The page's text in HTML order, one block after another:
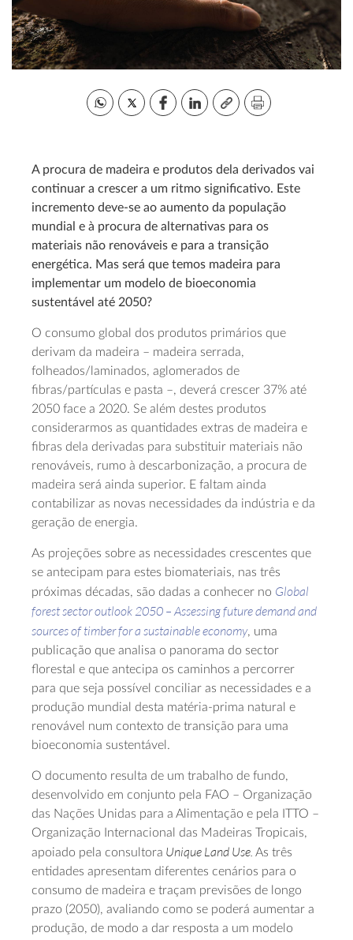
A procura de madeira e produtos dela derivados vai
continuar a crescer a um ritmo significativo. Este
incremento deve-se ao aumento da população
mundial e à procura de alternativas para os
materiais não renováveis e para a transição
energética. Mas será que temos madeira para
implementar um modelo de bioeconomia
sustentável até 2050?
O consumo global dos produtos primários que
derivam da madeira – madeira serrada,
folheados/laminados, aglomerados de
fibras/partículas e pasta –, deverá crescer 37% até
2050 face a 2020. Se além destes produtos
considerarmos as quantidades extras de madeira e
fibras dela derivadas para substituir materiais não
renováveis, rumo à descarbonização, a procura de
madeira será ainda superior. E faltam ainda
contabilizar as novas necessidades da indústria e da
geração de energia.
As projeções sobre as necessidades crescentes que
se antecipam para estes biomateriais, nas três
próximas décadas, são dadas a conhecer no Global
forest sector outlook 2050 – Assessing future demand and
sources of timber for a sustainable economy, uma
publicação que analisa o panorama do sector
florestal e que antecipa os caminhos a percorrer
para que seja possível conciliar as necessidades e a
produção mundial desta matéria-prima natural e
renovável num contexto de transição para uma
bioeconomia sustentável.
O documento resulta de um trabalho de fundo,
desenvolvido em conjunto pela FAO – Organização
das Nações Unidas para a Alimentação e pela ITTO –
Organização Internacional das Madeiras Tropicais,
apoiado pela consultora Unique Land Use. As três
entidades apresentam diferentes cenários para o
consumo de madeira e traçam previsões de longo
prazo (2050), avaliando como se poderá aumentar a
produção, de modo a dar resposta a um modelo